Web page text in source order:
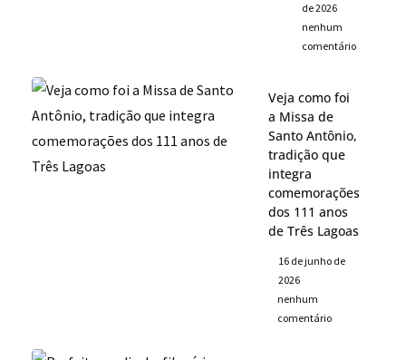
de 2026
nenhum
comentário
Veja como foi
a Missa de
Santo Antônio,
tradição que
integra
comemorações
dos 111 anos
de Três Lagoas
16 de junho de
2026
nenhum
comentário